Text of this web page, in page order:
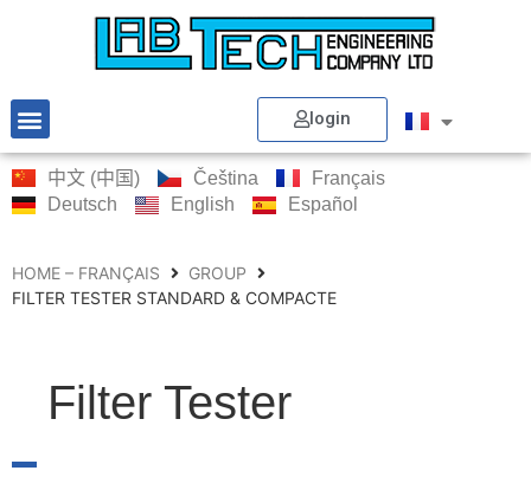
login
中文 (中国) Čeština
Français
Deutsch
English Español
HOME – FRANÇAIS
GROUP
FILTER TESTER STANDARD & COMPACTE
Filter Tester